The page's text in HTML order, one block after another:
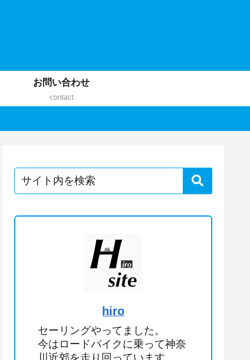
お問い合わせ
contact
hiro
セーリングやってました。
今はロードバイクに乗って神奈